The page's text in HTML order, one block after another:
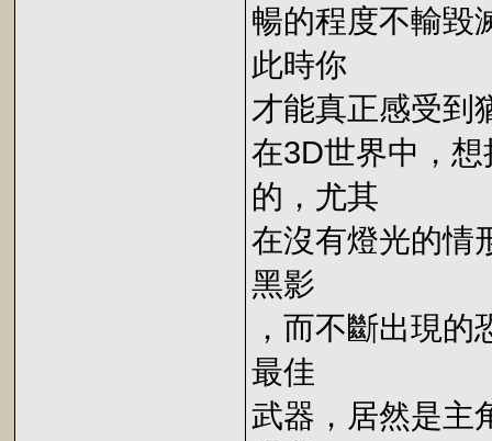
暢的程度不輸毀
此時你
才能真正感受到
在3D世界中，
的，尤其
在沒有燈光的情
黑影
，而不斷出現
最佳
武器，居然是主